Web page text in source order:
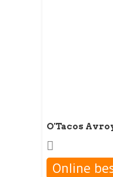
O'Tacos
Online